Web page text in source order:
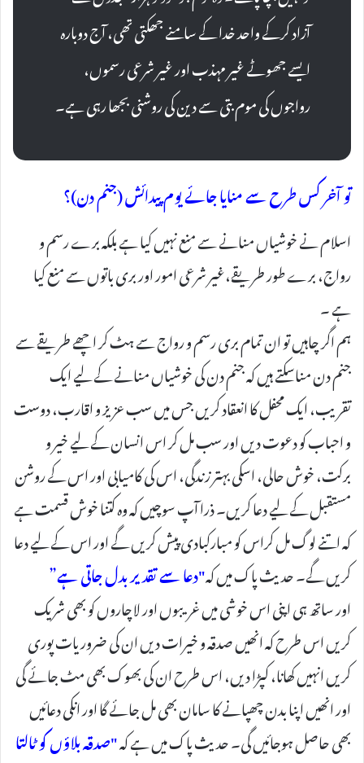
آزاد کرکے واحد خدا کے سامنے جھکتی تھی، آج دوبارہ
ایسے جھوٹے غير مہذب اور غیر شرعی رسموں،
رواجوں کی موم بتی سے دین کی روشنی بجھا رہی ہے۔
تو آخر کس طرح سے منایا جائے یوم پیدائش (جنم دن)؟
اسلام نے خوشیاں منانے سے منع نہیں کیا ہے بلکہ برے رسم و
رواج، برے طور طریقے،غیر شرعی امور اور بری باتوں سے منع کیا
ہے ۔
ہم اگر چاہیں تو ان تمام بری رسم و رواج سے ہٹ کر اچھے طریقے سے
جنم دن مناسکتے ہیں کہ جنم دن کی خوشیاں منانے کے لیے ایک
تقریب، ایک محفل کا انعقاد کریں جس میں سب عزیز و اقارب، دوست
و احباب کو دعوت دیں اور سب مل کر اس انسان کے لیے خیر و
برکت، خوش حالی، اسکی بہتر زندگی، اس کی کامیابی اور اس کے روشن
مستقبل کے لیے دعا کریں۔ ذرا آپ سوچیں کہ وہ کتنا خوش قسمت ہے
کہ اتنے لوگ مل کراس کو مبارکبادی پیش کریں گے اور اس کے لیے دعا
کریں گے۔ حدیث پاک میں کہ"دعا سے تقدیر بدل جاتی ہے”
اور ساتھ ہی اپنی اس خوشی میں غریبوں اور لاچاروں کو بھی شریک
کریں اس طرح کہ انھیں صدقہ و خیرات دیں ان کی ضروریات پوری
کریں انہیں کھانا، کپڑا دیں، اس طرح ان کی بھوک بھی مٹ جائے گی
اور انھیں اپنا بدن چھپانے کا سامان بھی مل جائے گا اور انکی دعائیں
بھی حاصل ہوجائیں گی۔ حدیث پاک میں ہے کہ"صدقہ بلاؤں کو ٹالتا